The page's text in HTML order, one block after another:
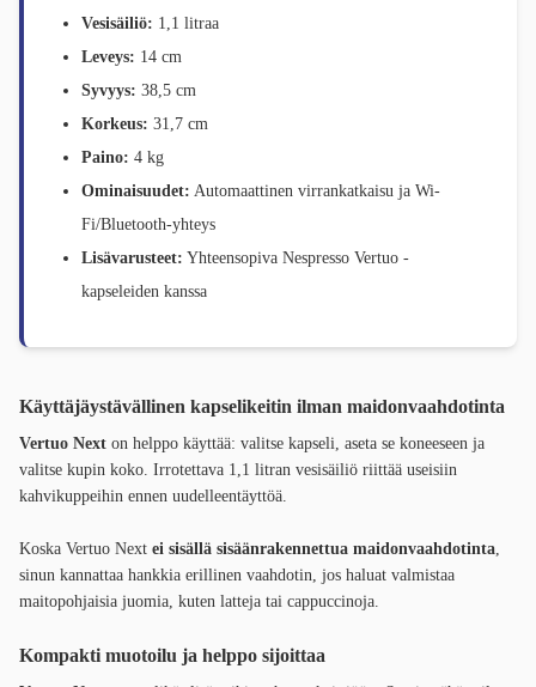
Vesisäiliö: 1,1 litraa
Leveys: 14 cm
Syvyys: 38,5 cm
Korkeus: 31,7 cm
Paino: 4 kg
Ominaisuudet: Automaattinen virrankatkaisu ja Wi-
Fi/Bluetooth-yhteys
Lisävarusteet: Yhteensopiva Nespresso Vertuo -
kapseleiden kanssa
Käyttäjäystävällinen kapselikeitin ilman maidonvaahdotinta
Vertuo Next on helppo käyttää: valitse kapseli, aseta se koneeseen ja
valitse kupin koko. Irrotettava 1,1 litran vesisäiliö riittää useisiin
kahvikuppeihin ennen uudelleentäyttöä.
Koska Vertuo Next ei sisällä sisäänrakennettua maidonvaahdotinta
sinun kannattaa hankkia erillinen vaahdotin, jos haluat valmistaa
maitopohjaisia juomia, kuten latteja tai cappuccinoja.
Kompakti muotoilu ja helppo sijoittaa